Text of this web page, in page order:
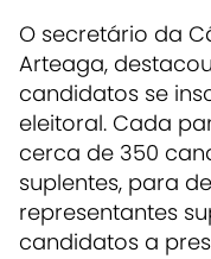
O secretário da
Arteaga,
candidatos se
eleitoral. Cada
cerca de 350
suplentes, para
representantes
candidatos a